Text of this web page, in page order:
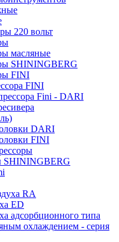
220 вольт
масляные
SHININGBERG
FINI
FINI
Fini - DARI
DARI
FINI
SHININGBERG
RA
ED
адсорбционного типа
охлаждением - серия